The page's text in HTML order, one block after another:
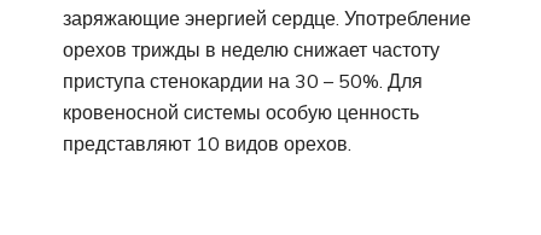
заряжающие энергией сердце. Употребление
орехов трижды в неделю снижает частоту
приступа стенокардии на 30 – 50%. Для
кровеносной системы особую ценность
представляют 10 видов орехов.